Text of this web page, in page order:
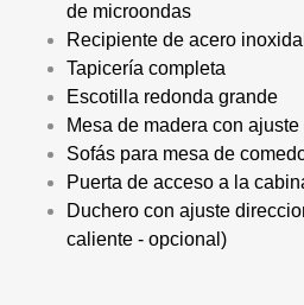
de microondas
Recipiente de acero
Tapicería completa
Escotilla redonda grande
Mesa de madera con
Sofás para mesa de
Puerta de acceso a la
Duchero con ajuste
caliente - opcional)